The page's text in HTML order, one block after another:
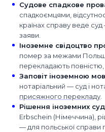
Судове спадкове
спадкоємцями,
країнах справу веде
заяви.
Іноземне свідоцтво
помер за межами Польщі,
перекладають повністю,
Заповіт іноземною
нотаріальний — суд і
присяжного перекладу
Рішення іноземних
Erbschein (Німеччина),
— для польської справи